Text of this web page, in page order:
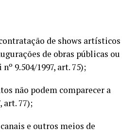
de shows artísticos
de obras públicas ou
9.504/1997, art. 75);
não podem comparecer a
art. 77);
e outros meios de